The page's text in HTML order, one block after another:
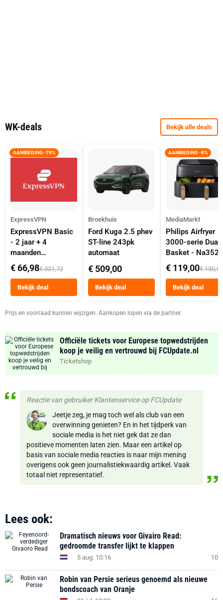
WK-deals Bekijk alle deals
AANBIEDING -79%
ExpressVPN
ExpressVPN Basic
- 2 jaar + 4
maanden
abonnement
€ 66,98€ 321,72
Bekijk deal
Broekhuis
Ford Kuga 2.5 phev
ST-line 243pk
automaat
€ 509,00
Bekijk deal
AANBIEDING -8%
MediaMarkt
Philips Airfryer
3000-serie Dual
Basket -
Dubbele Mand 9
Tot 6 Personen
Heteluchtfriteuse
Zwart
€ 119,00€ 130,00
Bekijk deal
Prijs en voorraad kunnen wijzigen. Aankopen lopen via de partner.
Officiële tickets voor Europese topwedstrijden
koop je veilig en vertrouwd bij FCUpdate.nl
Ticketshop
Reactie van gebruiker Klantenservice op FCUpdate
Jeetje zeg, je mag toch wel als club van een
overwinning genieten? En in het tijdperk van
sociale media is het niet gek dat ze dan
positieve momenten laten zien. Maar een artikel op
basis van sociale media reacties is naar mijn mening
overigens ook geen journalistiekwaardig artikel. Vaak
totaal niet representatief.
Lees ook:
Dramatisch nieuws voor Givairo Read:
gedroomde transfer lijkt te klappen
5 aug. 10:16 10
Robin van Persie serieus genoemd als nieuwe
bondscoach van Oranje